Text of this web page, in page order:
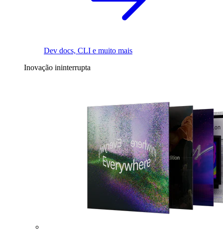
Dev docs, CLI e muito mais
Inovação ininterrupta